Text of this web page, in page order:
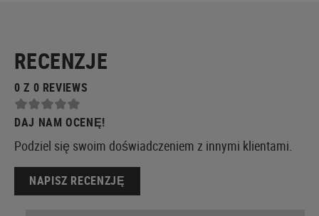
RECENZJE
0 Z 0 REVIEWS
DAJ NAM OCENĘ!
Podziel się swoim doświadczeniem z innymi klientami.
NAPISZ RECENZJĘ